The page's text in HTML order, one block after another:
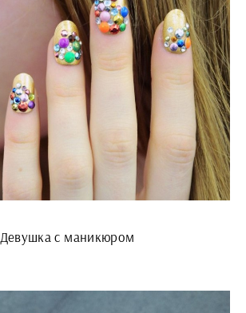
Девушка с маникюром